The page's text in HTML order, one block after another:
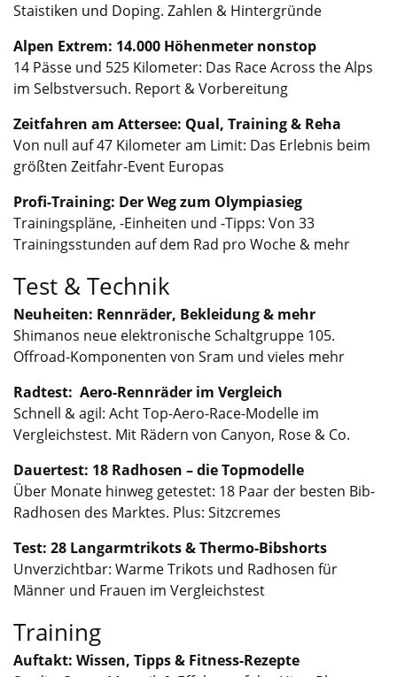
Staistiken und Doping. Zahlen & Hintergründe
Alpen Extrem: 14.000 Höhenmeter nonstop
14 Pässe und 525 Kilometer: Das Race Across the Alps
im Selbstversuch. Report & Vorbereitung
Zeitfahren am Attersee: Qual, Training & Reha
Von null auf 47 Kilometer am Limit: Das Erlebnis beim
größten Zeitfahr-Event Europas
Profi-Training: Der Weg zum Olympiasieg
Trainingspläne, -Einheiten und -Tipps: Von 33
Trainingsstunden auf dem Rad pro Woche & mehr
Test & Technik
Neuheiten: Rennräder, Bekleidung & mehr
Shimanos neue elektronische Schaltgruppe 105.
Offroad-Komponenten von Sram und vieles mehr
Radtest: Aero-Rennräder im Vergleich
Schnell & agil: Acht Top-Aero-Race-Modelle im
Vergleichstest. Mit Rädern von Canyon, Rose & Co.
Dauertest: 18 Radhosen – die Topmodelle
Über Monate hinweg getestet: 18 Paar der besten Bib-
Radhosen des Marktes. Plus: Sitzcremes
Test: 28 Langarmtrikots & Thermo-Bibshorts
Unverzichtbar: Warme Trikots und Radhosen für
Männer und Frauen im Vergleichstest
Training
Auftakt: Wissen, Tipps & Fitness-Rezepte